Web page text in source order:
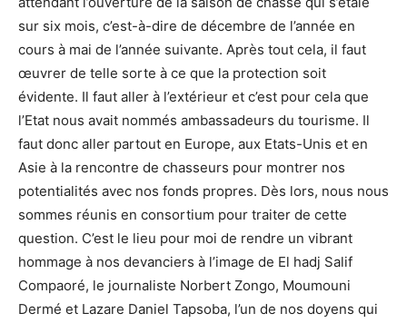
sur six mois, c’est-à-dire de décembre de l’année en
cours à mai de l’année suivante. Après tout cela, il faut
œuvrer de telle sorte à ce que la protection soit
évidente. Il faut aller à l’extérieur et c’est pour cela que
l’Etat nous avait nommés ambassadeurs du tourisme. Il
faut donc aller partout en Europe, aux Etats-Unis et en
Asie à la rencontre de chasseurs pour montrer nos
potentialités avec nos fonds propres. Dès lors, nous nous
sommes réunis en consortium pour traiter de cette
question. C’est le lieu pour moi de rendre un vibrant
hommage à nos devanciers à l’image de El hadj Salif
Compaoré, le journaliste Norbert Zongo, Moumouni
Dermé et Lazare Daniel Tapsoba, l’un de nos doyens qui